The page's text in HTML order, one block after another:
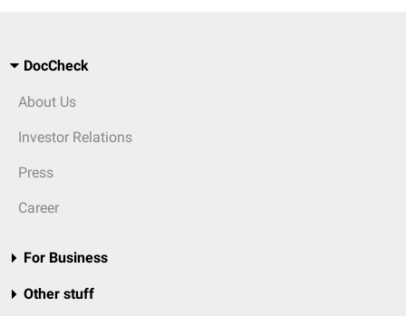
DocCheck
About Us
Investor Relations
Press
Career
For Business
Other stuff